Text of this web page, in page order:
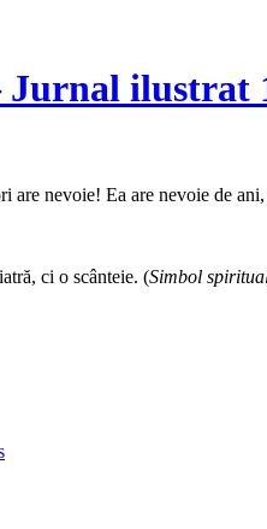
Jurnal ilustrat
are nevoie! Ea are nevoie de
ci o scânteie. (Simbol